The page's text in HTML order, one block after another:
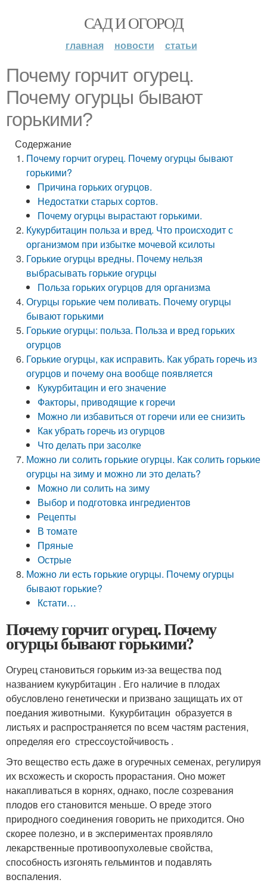
САД И ОГОРОД
главная новости статьи
Почему горчит огурец.
Почему огурцы бывают
горькими?
Содержание
Почему горчит огурец. Почему огурцы бывают
горькими?
Причина горьких огурцов.
Недостатки старых сортов.
Почему огурцы вырастают горькими.
Кукурбитацин польза и вред. Что происходит с
организмом при избытке мочевой ксилоты
Горькие огурцы вредны. Почему нельзя
выбрасывать горькие огурцы
Польза горьких огурцов для организма
Огурцы горькие чем поливать. Почему огурцы
бывают горькими
Горькие огурцы: польза. Польза и вред горьких
огурцов
Горькие огурцы, как исправить. Как убрать горечь из
огурцов и почему она вообще появляется
Кукурбитацин и его значение
Факторы, приводящие к горечи
Можно ли избавиться от горечи или ее снизить
Как убрать горечь из огурцов
Что делать при засолке
Можно ли солить горькие огурцы. Как солить горькие
огурцы на зиму и можно ли это делать?
Можно ли солить на зиму
Выбор и подготовка ингредиентов
Рецепты
В томате
Пряные
Острые
Можно ли есть горькие огурцы. Почему огурцы
бывают горькие?
Кстати…
Почему горчит огурец. Почему
огурцы бывают горькими?
Огурец становиться горьким из-за вещества под
названием кукурбитацин . Его наличие в плодах
обусловлено генетически и призвано защищать их от
поедания животными. Кукурбитацин образуется в
листьях и распространяется по всем частям растения,
определяя его стрессоустойчивость .
Это вещество есть даже в огуречных семенах, регулируя
их всхожесть и скорость прорастания. Оно может
накапливаться в корнях, однако, после созревания
плодов его становится меньше. О вреде этого
природного соединения говорить не приходится. Оно
скорее полезно, и в экспериментах проявляло
лекарственные противоопухолевые свойства,
способность изгонять гельминтов и подавлять
воспаления.